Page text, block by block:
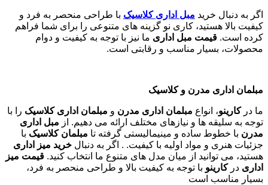
اگر به دنبال خرید مبل اداری کلاسیک با طراحی منحصر به فرد و
کیفیت بالا هستید، کاری نو گزینه های متنوعی را برای شما فراهم
کرده است. قیمت مبل اداری ما نیز با توجه به کیفیت و دوام
محصولات، بسیار مناسب و رقابتی است.
مبلمان اداری مدرن و کلاسیک
ما درکارینو، انواع مبلمان اداری مدرن و مبلمان اداری کلاسیک را با
توجه به سلیقه ها و نیازهای مختلف ارائه می دهیم. از مبل اداری
مدرن با خطوط ساده و مینیمالیستی گرفته تا مبلمان کلاسیک با
جزئیات هنری و مواد اولیه با کیفیت. . اگر به دنبال خرید میز اداری
هستید، می توانید از میان مدل های متنوع ما انتخاب کنید. قیمت میز
اداری درکارینو با توجه به کیفیت بالا و طراحی منحصر به فرد،
بسیار مناسب است